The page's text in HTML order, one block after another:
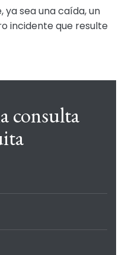
sea una caída, un
incidente que resulte
consulta